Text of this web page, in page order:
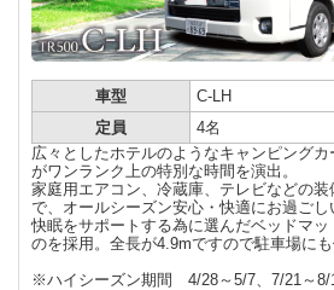
車型
C-LH
定員
4名
広々としたホテルのようなキャンピング
がワンランク上の特別な時間を演出。
家庭用エアコン、冷蔵庫、テレビなどの
で、オールシーズン安心・快適にお過ごし
快眠をサポートする為に選んだベッドマ
のを採用。全長が4.9mですので駐車場にも
※ハイシーズン期間 4/28～5/7、7/21～8/